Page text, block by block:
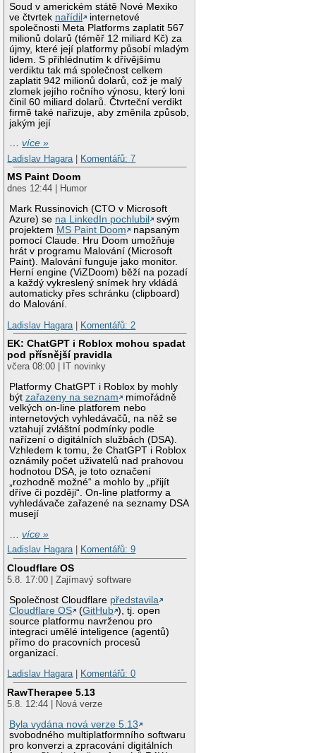
Soud v americkém státě Nové Mexiko
ve čtvrtek nařídil
internetové
společnosti Meta Platforms zaplatit 567
milionů dolarů (téměř 12 miliard Kč) za
újmy, které její platformy působí mladým
lidem. S přihlédnutím k dřívějšímu
verdiktu tak má společnost celkem
zaplatit 942 milionů dolarů, což je malý
zlomek jejího ročního výnosu, který loni
činil 60 miliard dolarů. Čtvrteční verdikt
firmě také nařizuje, aby změnila způsob,
jakým její
…více »
Ladislav Hagara
Komentářů: 7
MS Paint Doom
dnes 12:44 | Humor
Mark Russinovich (CTO v Microsoft
Azure) se na LinkedIn pochlubil
svým
projektem MS Paint Doom
napsaným
pomocí Claude. Hru Doom umožňuje
hrát v programu Malování (Microsoft
Paint). Malování funguje jako monitor.
Herní engine (ViZDoom) běží na pozadí
a každý vykreslený snímek hry vkládá
automaticky přes schránku (clipboard)
do Malování.
Ladislav Hagara
Komentářů: 2
EK: ChatGPT i Roblox mohou spadat
pod přísnější pravidla
včera 08:00 | IT novinky
Platformy ChatGPT i Roblox by mohly
býtzařazeny na seznam
mimořádně
velkých on-line platforem nebo
internetových vyhledávačů, na něž se
vztahují zvláštní podmínky podle
nařízení o digitálních službách (DSA).
Vzhledem k tomu, že ChatGPT i Roblox
oznámily počet uživatelů nad prahovou
hodnotou DSA, je toto označení
„rozhodně možné“ a mohlo by „přijít
dříve či později“. On-line platformy a
vyhledávače zařazené na seznamy DSA
musejí
…více »
Ladislav Hagara| Komentářů: 9
Cloudflare OS
5.8. 17:00 | Zajímavý software
Společnost Cloudflare představila
Cloudflare OS
(GitHub ), tj. open
source platformu navrženou pro
integraci umělé inteligence (agentů)
přímo do pracovních procesů
organizací.
Ladislav Hagara| Komentářů: 0
RawTherapee 5.13
5.8. 12:44 | Nová verze
Byla vydána nová verze 5.13
svobodného multiplatformního softwaru
pro konverzi a zpracování digitálních